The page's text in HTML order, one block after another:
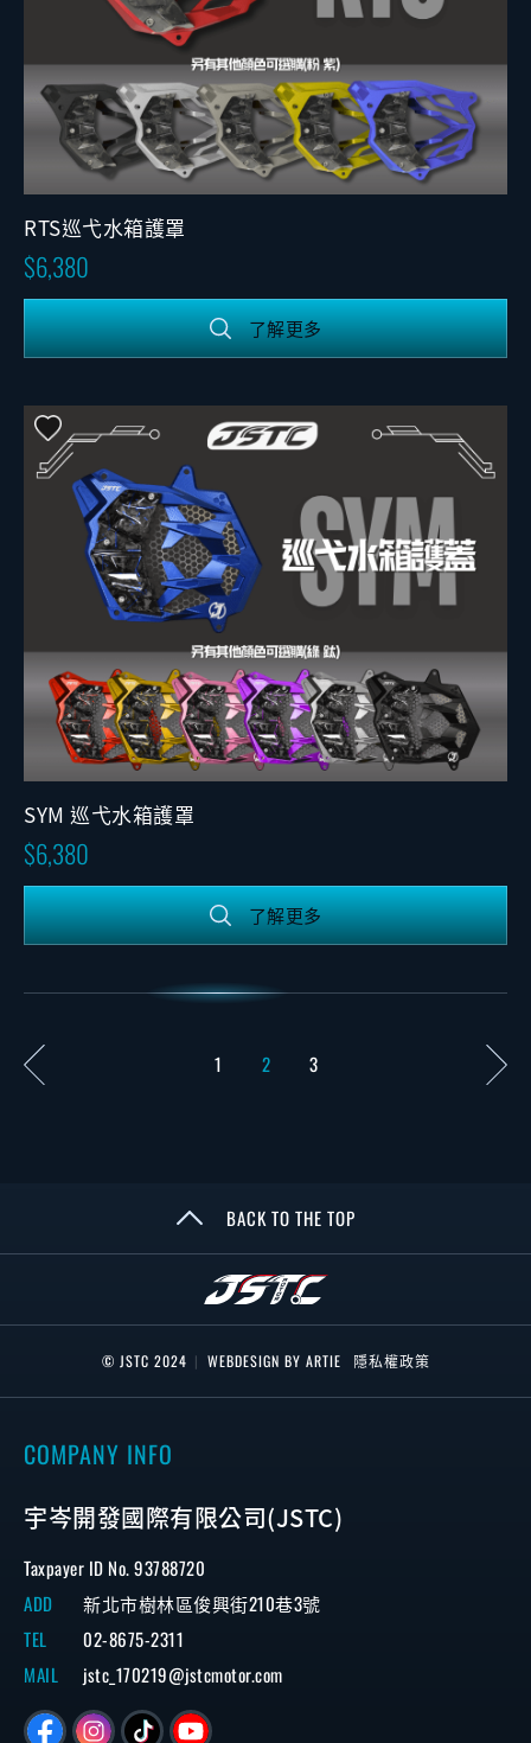
RTS巡弋水箱護罩
6,380
了解更多
SYM 巡弋水箱護罩
6,380
了解更多
1 2 3
BACK TO THE TOP
© JSTC 2024 | WEBDESIGN BY ARTIE 隱私權政策
COMPANY INFO
宇岑開發國際有限公司(JSTC)
Taxpayer ID No. 93788720
ADD
新北市樹林區俊興街210巷3號
TEL
02-8675-2311
MAIL
jstc_170219@jstcmotor.com